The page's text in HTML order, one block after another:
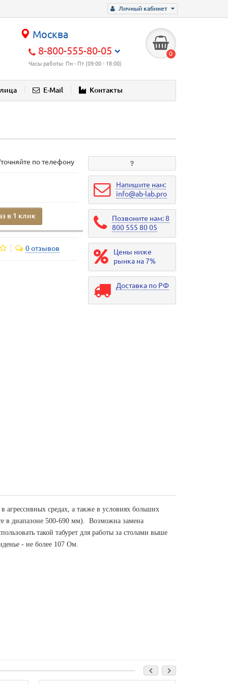
Личный кабинет
Москва
8-800-555-80-05
Часы работы: Пн - Пт (09:00 - 18:00)
0
E-Mail Контакты
по телефону
в 1 клик
0 отзывов
Напишите нам:
info@ab-lab.pro
Позвоните нам: 8
800 555 80 05
Цены ниже
рынка на 7%
Доставка по РФ
агрессивных средах, а также в условиях больших
в диапазоне 500-690 мм). Возможна замена
такой табурет для работы за столами выше
- не более 107 Ом.